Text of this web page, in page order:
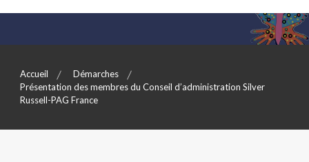
Accueil
Démarches
Présentation des membres du Conseil d’administration Silver
Russell-PAG France